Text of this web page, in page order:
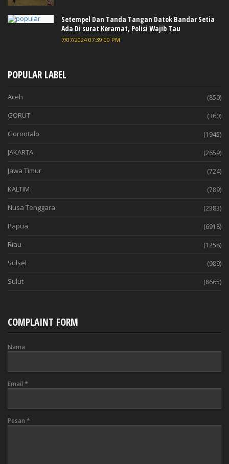
Setempel Dan Tanda Tangan Datok Bandar Setia
Ada Di surat Keramat, Polisi Wajib Tau
7/07/2024 07:39:00 PM
POPULAR LABEL
Aceh (850)
GORUT (360)
Gorontalo (1945)
JAKARTA (2659)
Jawa Timur (724)
KALTIM (789)
Nusa Tenggara (2383)
Papua (6918)
Riau (1258)
Sulsel (989)
Sulut (8665)
COMPLAINT FORM
Nama
Email *
Pesan *